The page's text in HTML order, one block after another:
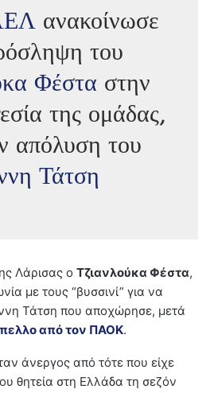
ανακοίνωσε
του
Φέστα στην
της ομάδας,
απόλυση του
Τάτση
Λάρισας ο Τζιανλούκα Φέστα,
με τους “βυσσινί” για να
Τάτση που αποχώρησε, μετά
από τον ΠΑΟΚ.
άνεργος από τότε που είχε
θητεία στη Ελλάδα τη σεζόν